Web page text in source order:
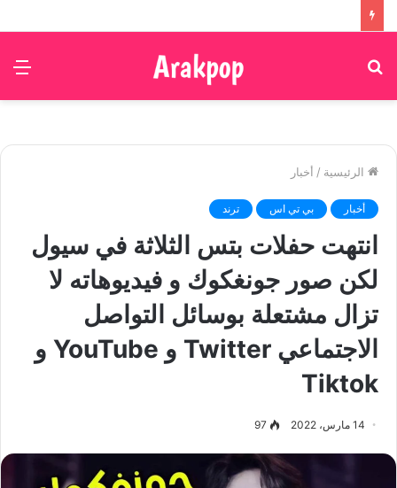
الرئيسية / أخبار
أخبار بي تي اس ترند
انتهت حفلات بتس الثلاثة في سيول
لكن صور جونغكوك و فيديوهاته لا
تزال مشتعلة بوسائل التواصل
الاجتماعي Twitter و YouTube و
Tiktok
14 مارس، 2022 97